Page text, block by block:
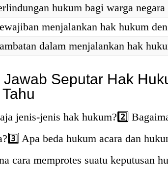
hukum bagi warga negara
menjalankan hak hukum
dalam menjalankan hak
Jawab Seputar Hak
jenis-jenis hak hukum?2️⃣
Apa beda hukum acara dan
cara memprotes suatu keputusan